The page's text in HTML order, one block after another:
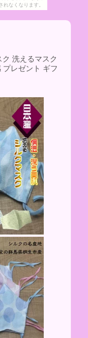
なくなります。
洗えるマスク
レゼント ギフ